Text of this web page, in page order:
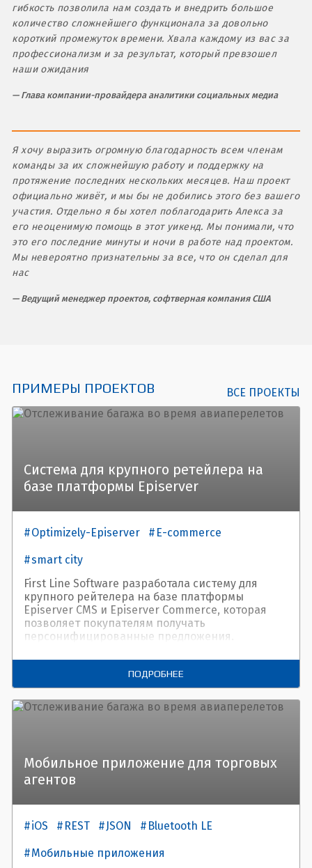
гибкость позволила нам создать и внедрить большое
количество сложнейшего функционала за довольно
короткий промежуток времени. Хвала каждому из вас за
профессионализм и за результат, который превзошел
наши ожидания
Глава компании-провайдера аналитики социальных медиа
Я хочу выразить огромную благодарность всем членам
команды за их сложнейшую работу и поддержку на
протяжение последних нескольких месяцев. Наш проект
официально живёт, и мы бы не добились этого без вашего
участия. Отдельно я бы хотел поблагодарить Алекса за
его неоценимую помощь в этот уикенд. Мы понимали, что
это его последние минуты и ночи в работе над проектом.
Мы невероятно признательны за все, что он сделал для
нас
Ведущий менеджер проектов, софтверная компания США
ПРИМЕРЫ ПРОЕКТОВ ВСЕ ПРОЕКТЫ
Система для крупного ретейлера на
базе платформы Episerver
Optimizely-Episerver E-commerce
smart city
First Line Software разработала систему для
крупного рейтелера на базе платформы
Episerver CMS и Episerver Commerce, которая
позволяет покупателям получать
персонифицированные предложения.
ПОДРОБНЕЕ
Мобильное приложение для торговых
агентов
iOS REST JSON Bluetooth LE
Мобильные приложения